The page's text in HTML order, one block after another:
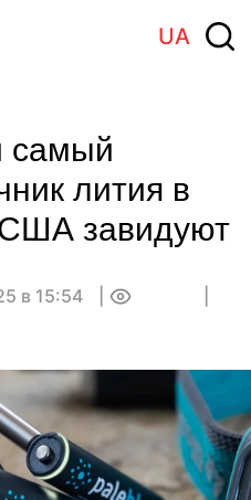
UA
самый
лития в
завидуют
в 15:54